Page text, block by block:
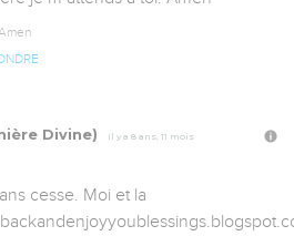
Divine) Il y a 8 ans, 11 mois
cesse. Moi et la